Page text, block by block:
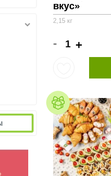
вкус»
2,15 кг
- +